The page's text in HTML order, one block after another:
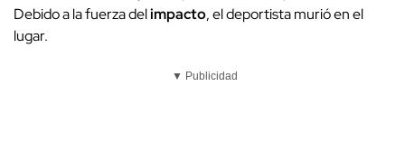
Debido a la fuerza delimpacto, el deportista murió en el
lugar.
▼ Publicidad